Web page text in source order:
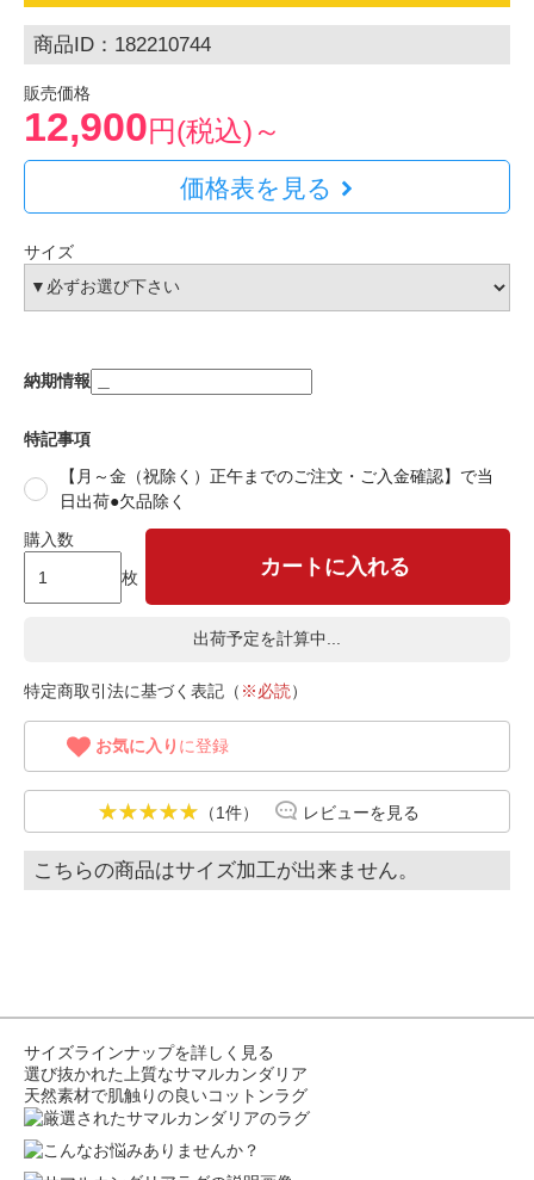
商品ID：182210744
販売価格
12,900円(税込)～
価格表を見る
サイズ
納期情報
特記事項
【月～金（祝除く）正午までのご注文・ご入金確認】で当
日出荷●欠品除く
購入数
枚
カートに入れる
出荷予定を計算中...
特定商取引法に基づく表記（ ※必読）
お気に入り に登録
（1件） レビューを見る
こちらの商品はサイズ加工が出来ません。
サイズラインナップを詳しく見る
選び抜かれた上質なサマルカンダリア
天然素材で肌触りの良いコットンラグ